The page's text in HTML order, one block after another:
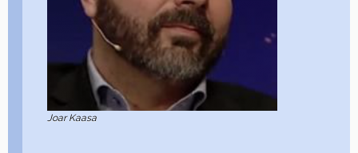
Joar Kaasa